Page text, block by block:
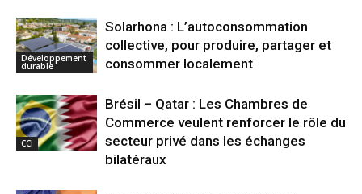
Développement
durable
Solarhona : L’autoconsommation
collective, pour produire, partager et
consommer localement
CCI
Brésil – Qatar : Les Chambres de
Commerce veulent renforcer le rôle du
secteur privé dans les échanges
bilatéraux